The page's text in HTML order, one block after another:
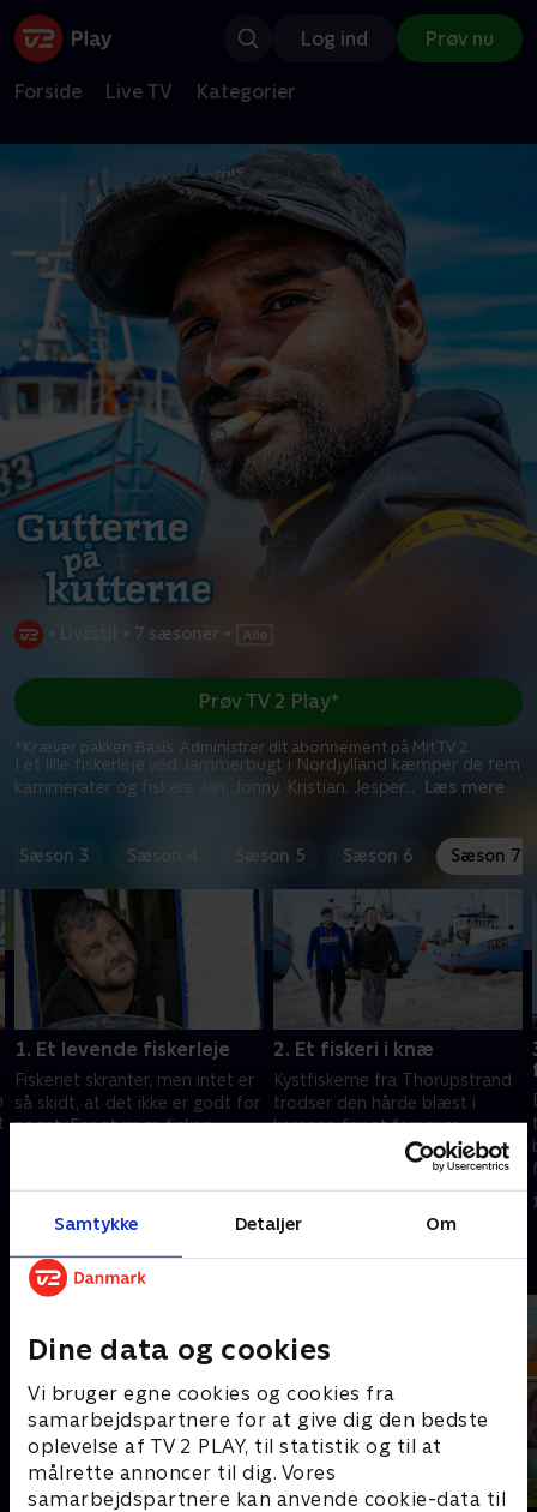
Samtykke Detaljer Om
Dine data og cookies
Vi bruger egne cookies og cookies fra
samarbejdspartnere for at give dig den bedste
oplevelse af TV 2 PLAY, til statistik og til at
målrette annoncer til dig. Vores
samarbejdspartnere kan anvende cookie-data til
Log ind Prøv nu
Forside Live TV Kategorier
• Livsstil 7 sæsoner •
I et lille fiskerleje ved Jammerbugt i Nordjylland kæmper de fem
kammerater og fiskere Jan, Jonny, Kristian, Jesper... Læs mere
Prøv TV 2 Play*
*Kræver pakken Basis. Administrer dit abonnement på Mit TV 2.
Sæson 3 Sæson 4 Sæson 5 Sæson 6 Sæson 7
1. Et levende fiskerleje
Fiskeriet skranter, men intet er
så skidt, at det ikke er godt for
noget. For et ringe fiskeri,
2. Et fiskeri i knæ
Kystfiskerne fra Thorupstrand
trodser den hårde blæst i
kampen for at forsørge
familien. Stenbidersæsonen
lakker mod enden, og den har
bestemt ikke været god.
Andre så også